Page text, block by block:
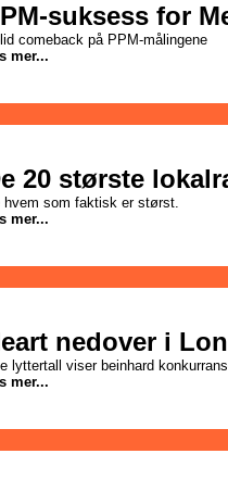
suksess for
comeback på PPM-målingene
mer...
20 største
hvem som faktisk er størst.
mer...
nedover i
lyttertall viser beinhard
mer...